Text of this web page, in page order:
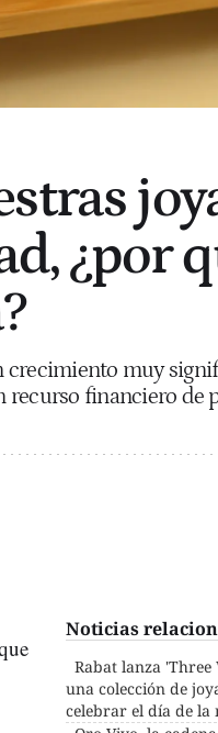
¿por
muy
recurso financiero de
Noticias
Rabat lanza 'Three
una colección de
celebrar el día de la